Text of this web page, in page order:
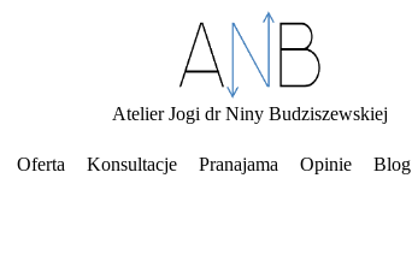
Atelier Jogi dr Niny Budziszewskiej
Oferta Konsultacje Pranajama Opinie Blog